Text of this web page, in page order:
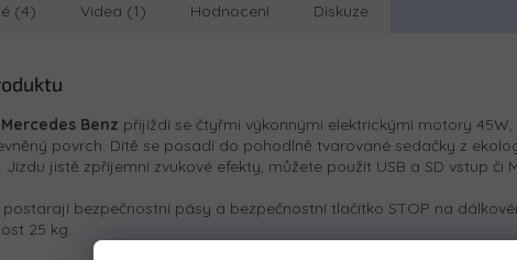
(4) Videa (1) Hodnocení Diskuze
Benz přijíždí se čtyřmi výkonnými elektrickými motory
povrch. Dítě se posadí do pohodlně tvarované sedačky z
Jízdu jistě zpříjemní zvukové efekty, můžete použít USB a SD vstup či
bezpečnostní pásy a bezpečnostní tlačítko STOP na
25 kg.